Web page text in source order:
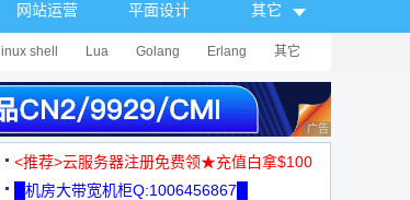
网站运营 平面设计 其它
linux shell Lua Golang Erlang 其它
广告 商业广告，理
<推荐>云服务器注册免费领★充值白拿$100
█机房大带宽机柜Q:1006456867█